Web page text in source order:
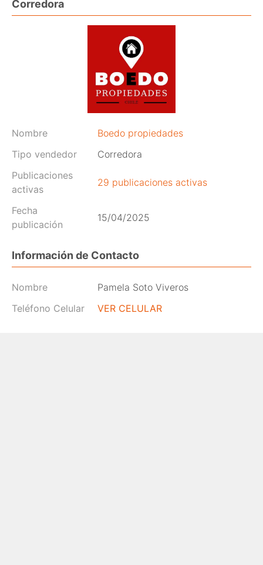
Corredora
Nombre
Boedo propiedades
Tipo vendedor
Corredora
Publicaciones
activas
29 publicaciones activas
Fecha
publicación
15/04/2025
Información de Contacto
Nombre
Pamela Soto Viveros
Teléfono Celular
VER CELULAR